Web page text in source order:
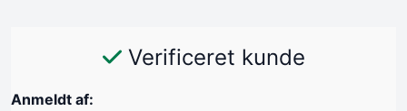
Verificeret kunde
Anmeldt af: